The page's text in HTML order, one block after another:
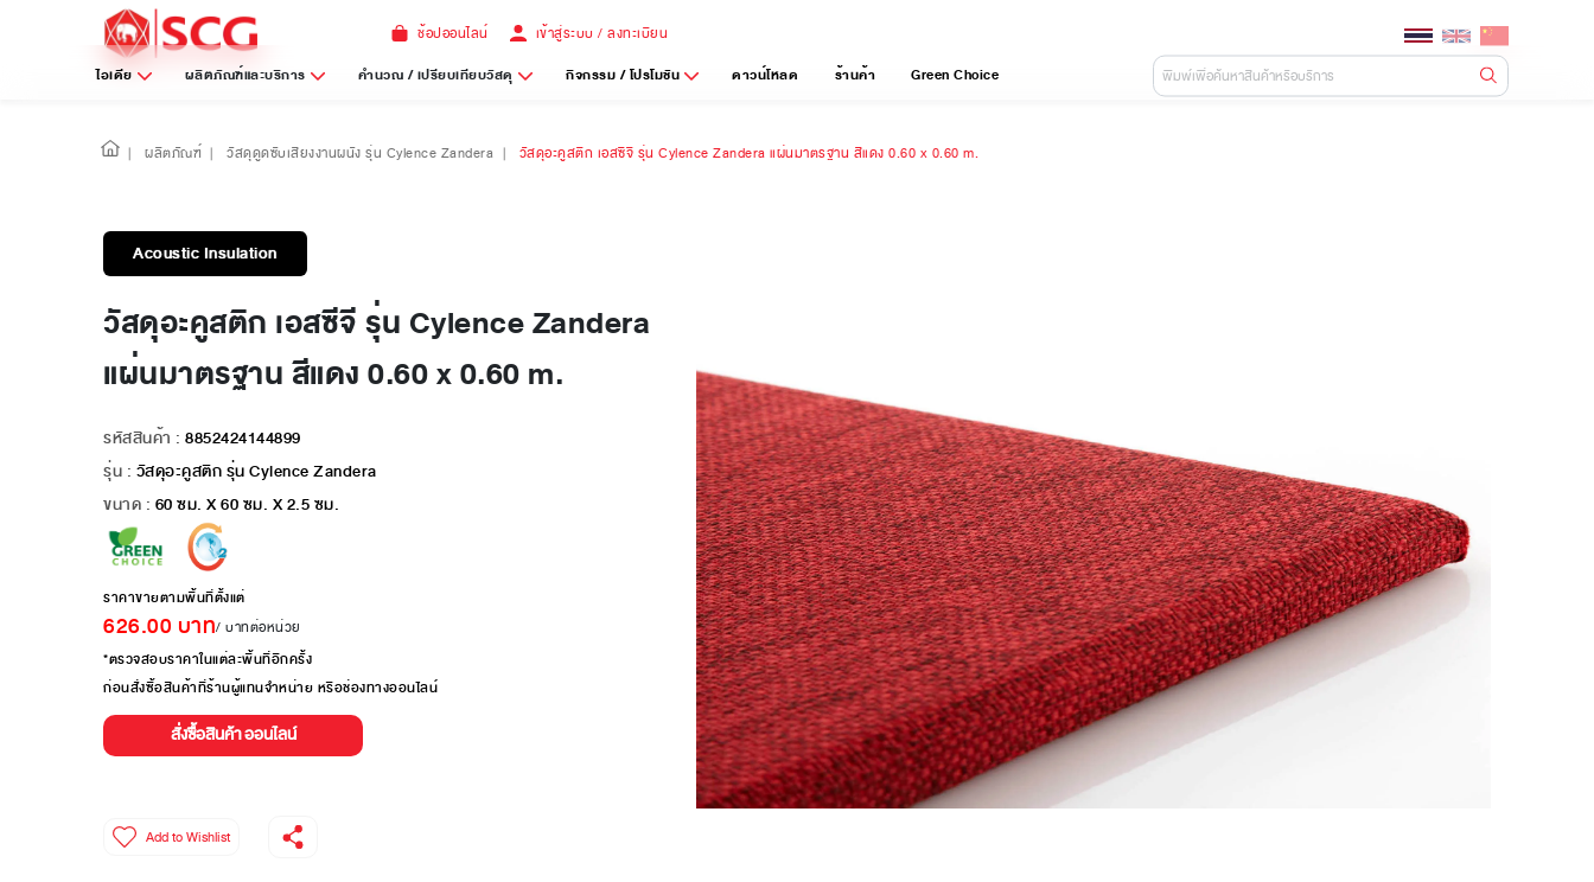
ช้อปออนไลน์ เข้าสู่ระบบ / ลงทะเบียน
ไอเดีย ผลิตภัณฑ์และบริการ คำนวณ / เปรียบเทียบวัสดุ กิจกรรม / โปรโมชัน ดาวน์โหลด ร้านค้า Green Choice
| ผลิตภัณฑ์ | วัสดุดูดซับเสียงงานผนัง รุ่น Cylence Zandera | วัสดุอะคูสติก เอสซีจี รุ่น Cylence Zandera แผ่นมาตรฐาน สีแดง 0.60 x 0.60 m.
Acoustic Insulation
วัสดุอะคูสติก เอสซีจี รุ่น Cylence Zandera
แผ่นมาตรฐาน สีแดง 0.60 x 0.60 m.
รหัสสินค้า : 8852424144899
รุ่น : วัสดุอะคูสติก รุ่น Cylence Zandera
ขนาด : 60 ซม. X 60 ซม. X 2.5 ซม.
ราคาขายตามพื้นที่ตั้งแต่
626.00 บาท/ บาทต่อหน่วย
*ตรวจสอบราคาในแต่ละพื้นที่อีกครั้ง
ก่อนสั่งซื้อสินค้าที่ร้านผู้แทนจำหน่าย หรือช่องทางออนไลน์
สั่งซื้อสินค้า ออนไลน์
Add to Wishlist